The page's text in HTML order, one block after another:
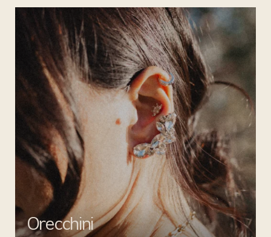
Orecchini